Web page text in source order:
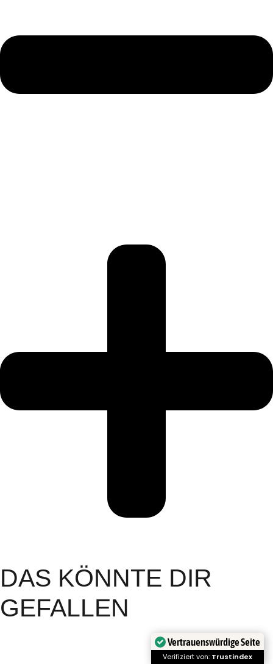
DAS KÖNNTE DIR
GEFALLEN
Vertrauenswürdige Seite
Verifiziert von: Trustindex